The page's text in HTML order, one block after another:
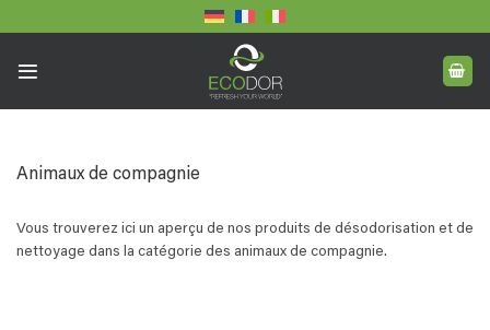
to
Animaux de compagnie
Vous trouverez ici un aperçu de nos produits de désodorisation et de
nettoyage dans la catégorie des animaux de compagnie.